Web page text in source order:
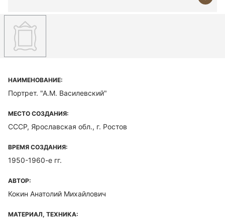
НАИМЕНОВАНИЕ:
Портрет. "А.М. Василевский"
МЕСТО СОЗДАНИЯ:
СССР, Ярославская обл., г. Ростов
ВРЕМЯ СОЗДАНИЯ:
1950-1960-е гг.
АВТОР:
Кокин Анатолий Михайлович
МАТЕРИАЛ, ТЕХНИКА: